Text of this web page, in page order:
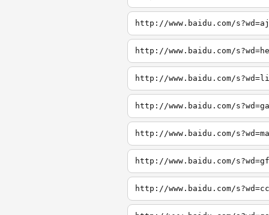
http://www.baidu.com/s?wd=aj
http://www.baidu.com/
http://www.baidu.com/
http://www.baidu.com/
http://www.baidu.com/
http://www.baidu.com/
http://www.baidu.com/